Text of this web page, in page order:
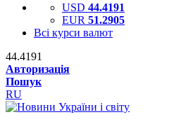
USD 44.4191
EUR 51.2905
Всі курси валют
44.4191
Авторизація
Пошук
RU